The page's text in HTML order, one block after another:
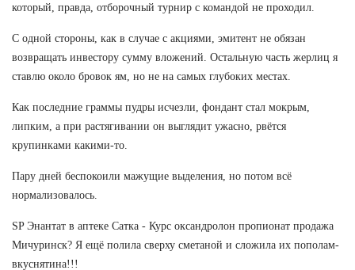
который, правда, отборочный турнир с командой не проходил.
С одной стороны, как в случае с акциями, эмитент не обязан
возвращать инвестору сумму вложений. Остальную часть жерлиц я
ставлю около бровок ям, но не на самых глубоких местах.
Как последние граммы пудры исчезли, фондант стал мокрым,
липким, а при растягивании он выглядит ужасно, рвётся
крупинками какими-то.
Пару дней беспокоили мажущие выделения, но потом всё
нормализовалось.
SP Энантат в аптеке Сатка - Курс оксандролон пропионат продажа
Мичуринск? Я ещё полила сверху сметаной и сложила их пополам-
вкуснятина!!!